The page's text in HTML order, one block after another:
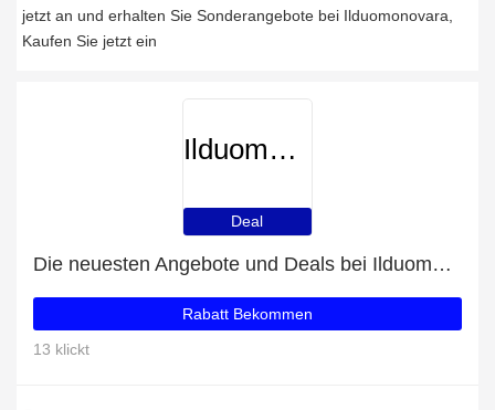
jetzt an und erhalten Sie Sonderangebote bei Ilduomonovara,
Kaufen Sie jetzt ein
Ilduomonovara
Deal
Die neuesten Angebote und Deals bei Ilduomonovara
Rabatt Bekommen
13 klickt